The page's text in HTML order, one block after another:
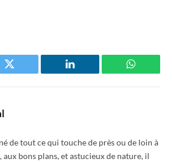
Twitter LinkedIn
de tout ce qui touche de près ou de loin à
aux bons plans, et astucieux de nature, il